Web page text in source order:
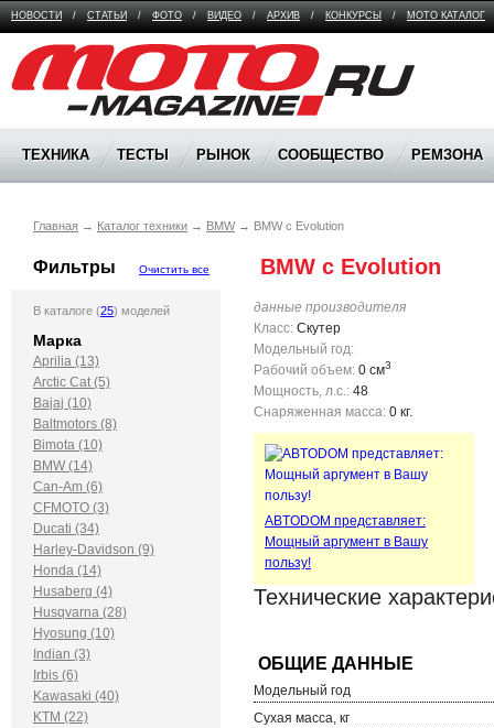
НОВОСТИ / СТАТЬИ / ФОТО / ВИДЕО / АРХИВ / КОНКУРСЫ / МОТО КАТАЛОГ
Moto Magazine
ТЕХНИКА ТЕСТЫ РЫНОК СООБЩЕСТВО РЕМЗОНА
Главная → Каталог техники → BMW→ BMW c Evolution
Фильтры Очистить все
В каталоге (25) моделей
Марка
Aprilia (13)
Arctic Cat (5)
Bajaj (10)
Baltmotors (8)
Bimota (10)
BMW (14)
Can-Am (6)
CFMOTO (3)
Ducati (34)
Harley-Davidson (9)
Honda (14)
Husaberg (4)
Husqvarna (28)
Hyosung (10)
Indian (3)
Irbis (6)
Kawasaki (40)
KTM (22)
BMW c Evolution
данные производителя
Класс: Скутер
Модельный год:
Рабочий объем: 0 см3
Мощность, л.с.: 48
Снаряженная масса: 0 кг.
ABTODOM представляет:
Мощный аргумент в Вашу
пользу!
Технические
Модельный год
Сухая масса, кг